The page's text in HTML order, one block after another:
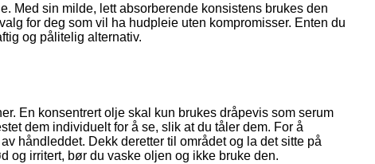
Med sin milde, lett absorberende konsistens brukes den
for deg som vil ha hudpleie uten kompromisser. Enten du
og pålitelig alternativ.
En konsentrert olje skal kun brukes dråpevis som serum
dem individuelt for å se, slik at du tåler dem. For å
håndleddet. Dekk deretter til området og la det sitte på
og irritert, bør du vaske oljen og ikke bruke den.